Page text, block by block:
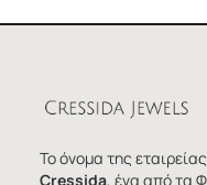
Το όνομα της
Cressida, ένα από τα